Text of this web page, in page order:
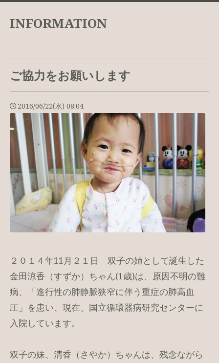
INFORMATION
ご協力をお願いします
2016/06/22(水) 08:04
２０１４年11月２１日 双子の姉として誕生した
金田涼香（すずか）ちゃん(1歳)は、原因不明の難
病、「進行性の肺静脈狭窄に伴う重症の肺高血
圧」を患い、現在、国立循環器病研究センターに
入院しています。
双子の妹、清香（さやか）ちゃんは、残念ながら